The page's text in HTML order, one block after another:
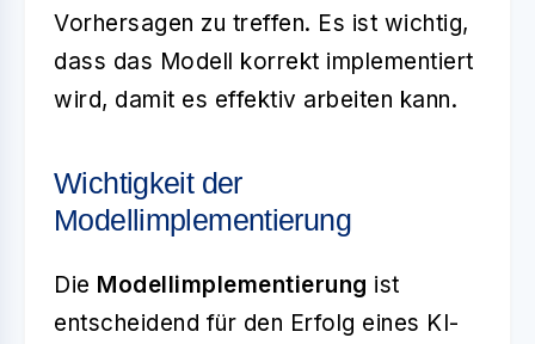
Vorhersagen zu treffen. Es ist wichtig,
dass das Modell korrekt implementiert
wird, damit es effektiv arbeiten kann.
Wichtigkeit der
Modellimplementierung
Die Modellimplementierung ist
entscheidend für den Erfolg eines KI-